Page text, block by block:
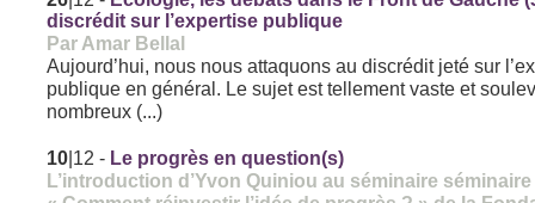
discrédit sur l’expertise publique
Par Amar Bellal
Aujourd’hui, nous nous attaquons au discrédit jeté sur
publique en général. Le sujet est tellement vaste et
nombreux (...)
10 |12 - Le progrès en question(s)
L’introduction d’Yvon Quiniou au séminaire séminaire